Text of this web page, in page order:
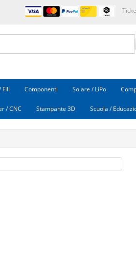
Fili Componenti Solare / LiPo
/ CNC Stampante 3D Scuola /